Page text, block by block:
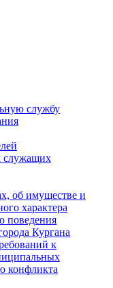
службу
служащих
об имуществе и
характера
поведения
Кургана
к
конфликта